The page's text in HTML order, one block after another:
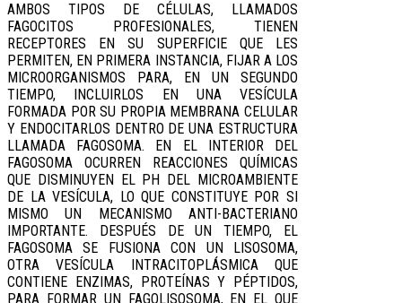
AMBOS TIPOS DE CÉLULAS, LLAMADOS
FAGOCITOS PROFESIONALES, TIENEN
RECEPTORES EN SU SUPERFICIE QUE LES
PERMITEN, EN PRIMERA INSTANCIA, FIJAR A LOS
MICROORGANISMOS PARA, EN UN SEGUNDO
TIEMPO, INCLUIRLOS EN UNA VESÍCULA
FORMADA POR SU PROPIA MEMBRANA CELULAR
Y ENDOCITARLOS DENTRO DE UNA ESTRUCTURA
LLAMADA FAGOSOMA. EN EL INTERIOR DEL
FAGOSOMA OCURREN REACCIONES QUÍMICAS
QUE DISMINUYEN EL PH DEL MICROAMBIENTE
DE LA VESÍCULA, LO QUE CONSTITUYE POR SI
MISMO UN MECANISMO ANTI-BACTERIANO
IMPORTANTE. DESPUÉS DE UN TIEMPO, EL
FAGOSOMA SE FUSIONA CON UN LISOSOMA,
OTRA VESÍCULA INTRACITOPLÁSMICA QUE
CONTIENE ENZIMAS, PROTEÍNAS Y PÉPTIDOS,
PARA FORMAR UN FAGOLISOSOMA, EN EL QUE